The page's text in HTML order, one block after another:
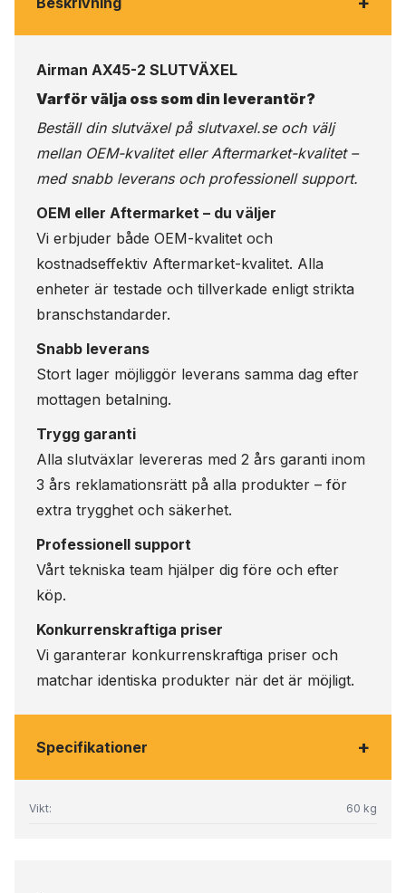
Airman AX45-2 SLUTVÄXEL
Varför välja oss som din leverantör?
Beställ din slutväxel på slutvaxel.seoch välj
mellan OEM-kvalitet eller Aftermarket-kvalitet –
med snabb leverans och professionell support.
OEM eller Aftermarket – du väljer
Vi erbjuder både OEM-kvalitet och
kostnadseffektiv Aftermarket-kvalitet. Alla
enheter är testade och tillverkade enligt strikta
branschstandarder.
Snabb leverans
Stort lager möjliggör leverans samma dag efter
mottagen betalning.
Trygg garanti
Alla slutväxlar levereras med 2 års garanti inom
3 års reklamationsrätt på alla produkter – för
extra trygghet och säkerhet.
Professionell support
Vårt tekniska team hjälper dig före och efter
köp.
Konkurrenskraftiga priser
Vi garanterar konkurrenskraftiga priser och
matchar identiska produkter när det är möjligt.
Specifikationer +
Vikt: 60 kg